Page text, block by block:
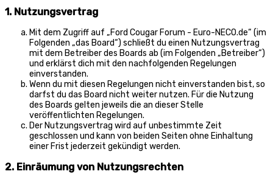
1. Nutzungsvertrag
Mit dem Zugriff auf „Ford Cougar Forum - Euro-NECO.de“ (im
Folgenden „das Board“) schließt du einen Nutzungsvertrag
mit dem Betreiber des Boards ab (im Folgenden „Betreiber“)
und erklärst dich mit den nachfolgenden Regelungen
einverstanden.
Wenn du mit diesen Regelungen nicht einverstanden bist, so
darfst du das Board nicht weiter nutzen. Für die Nutzung
des Boards gelten jeweils die an dieser Stelle
veröffentlichten Regelungen.
Der Nutzungsvertrag wird auf unbestimmte Zeit
geschlossen und kann von beiden Seiten ohne Einhaltung
einer Frist jederzeit gekündigt werden.
2. Einräumung von Nutzungsrechten